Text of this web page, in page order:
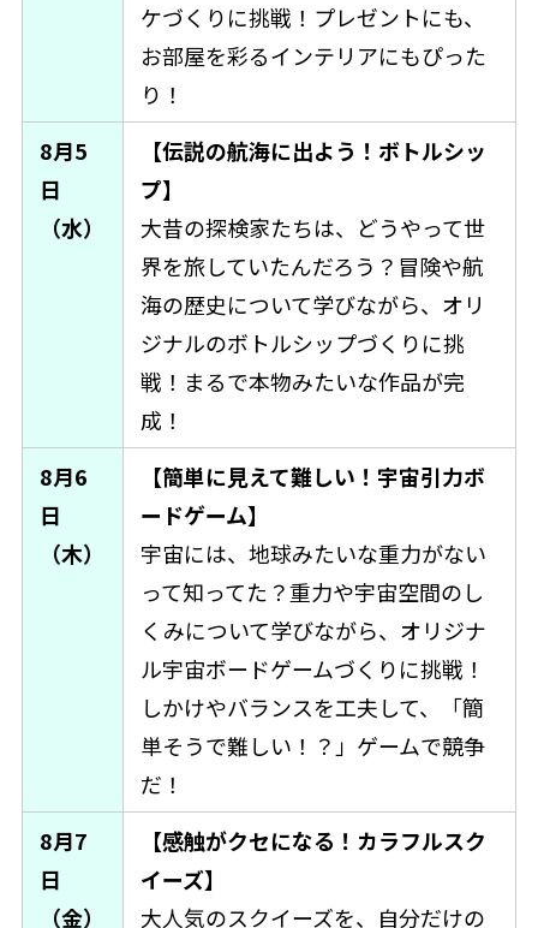
ケづくりに挑戦！プレゼントにも、
お部屋を彩るインテリアにもぴった
り！
8月5
日
（水）
【伝説の航海に出よう！ボトルシッ
プ】
大昔の探検家たちは、どうやって世
界を旅していたんだろう？冒険や航
海の歴史について学びながら、オリ
ジナルのボトルシップづくりに挑
戦！まるで本物みたいな作品が完
成！
8月6
日
（木）
【簡単に見えて難しい！宇宙引力ボ
ードゲーム】
宇宙には、地球みたいな重力がない
って知ってた？重力や宇宙空間のし
くみについて学びながら、オリジナ
ル宇宙ボードゲームづくりに挑戦！
しかけやバランスを工夫して、「簡
単そうで難しい！？」ゲームで競争
だ！
8月7
日
（金）
【感触がクセになる！カラフルスク
イーズ】
大人気のスクイーズを、自分だけの